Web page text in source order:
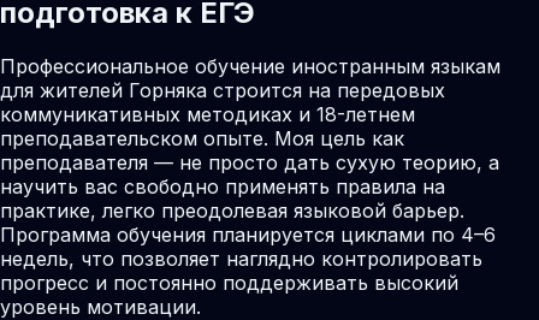
подготовка к ЕГЭ
Профессиональное обучение иностранным языкам
для жителей Горняка строится на передовых
коммуникативных методиках и 18-летнем
преподавательском опыте. Моя цель как
преподавателя — не просто дать сухую теорию, а
научить вас свободно применять правила на
практике, легко преодолевая языковой барьер.
Программа обучения планируется циклами по 4–6
недель, что позволяет наглядно контролировать
прогресс и постоянно поддерживать высокий
уровень мотивации.